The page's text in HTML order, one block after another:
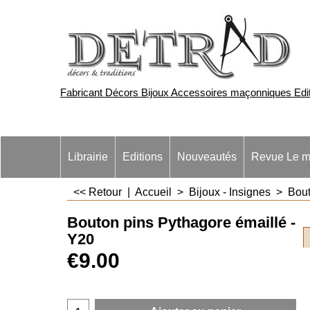
Fabricant Décors Bijoux Accessoires maçonniques
Librairie Editions Nouveautés Revue Le
<< Retour Accueil > Bijoux - Insignes >
Bouton pins Pythagore émaillé -
Y20
€9.00